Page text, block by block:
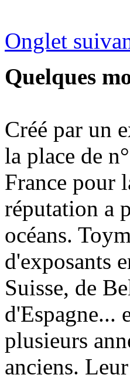
Onglet
Quelques
Créé par un
la place de
France pour
réputation a
océans.
d'exposants
Suisse, de
d'Espagne...
plusieurs
anciens.